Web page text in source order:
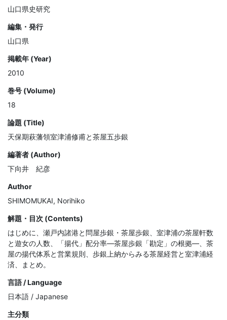
山口県史研究
編集・発行
山口県
掲載年 (Year)
2010
巻号 (Volume)
18
論題 (Title)
天保期萩藩領室津浦修甫と茶屋五歩銀
編著者 (Author)
下向井 紀彦
Author
SHIMOMUKAI, Norihiko
解題・目次 (Contents)
はじめに、瀬戸内諸港と問屋歩銀・茶屋歩銀、室津浦の茶屋軒数
と遊女の人数、「揚代」配分率―茶屋歩銀「勘定」の根拠―、茶
屋の揚代体系と営業規則、歩銀上納からみる茶屋経営と室津浦経
済、まとめ。
言語 / Language
日本語 / Japanese
主分類